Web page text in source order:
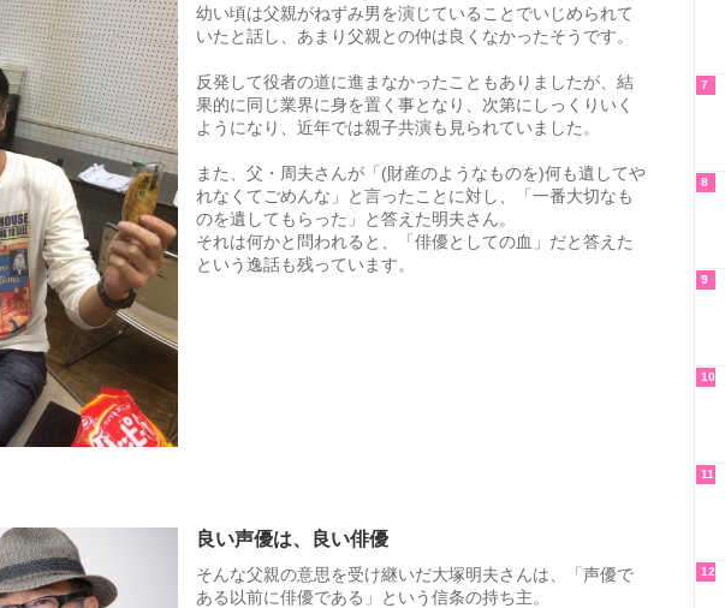
幼い頃は父親がねずみ男を演じていることでいじめられて
いたと話し、あまり父親との仲は良くなかったそうです。
反発して役者の道に進まなかったこともありましたが、結
果的に同じ業界に身を置く事となり、次第にしっくりいく
ようになり、近年では親子共演も見られていました。
また、父・周夫さんが「(財産のようなものを)何も遺してや
れなくてごめんな」と言ったことに対し、「一番大切なも
のを遺してもらった」と答えた明夫さん。
それは何かと問われると、「俳優としての血」だと答えた
という逸話も残っています。
良い声優は、良い俳優
そんな父親の意思を受け継いだ大塚明夫さんは、「声優で
ある以前に俳優である」という信条の持ち主。
7
8
9
10
11
12